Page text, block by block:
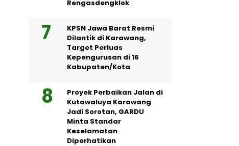
Rengasdengklok
KPSN Jawa Barat Resmi
Dilantik di Karawang,
Target Perluas
Kepengurusan di 16
Kabupaten/Kota
Proyek Perbaikan Jalan di
Kutawaluya Karawang
Jadi Sorotan, GARDU
Minta Standar
Keselamatan
Diperhatikan